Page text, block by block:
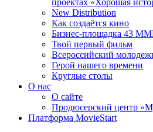
проектах «Хорошая
New Distribution
Как создаётся кино
Бизнес-площадка 43
Твой первый фильм
Всероссийский
Герой нашего времени
Круглые столы
О нас
О сайте
Продюсерский центр
Платформа MovieStart